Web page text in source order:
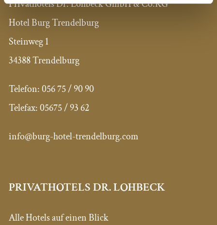
Privathotels Dr. Lohbeck GmbH & Co.KG
Hotel Burg Trendelburg
Steinweg 1
34388 Trendelburg
Telefon:056 75 / 90 90
Telefax:05675 / 93 62
info@burg-hotel-trendelburg.com
PRIVATHOTELS DR. LOHBECK
Alle Hotels auf einen Blick